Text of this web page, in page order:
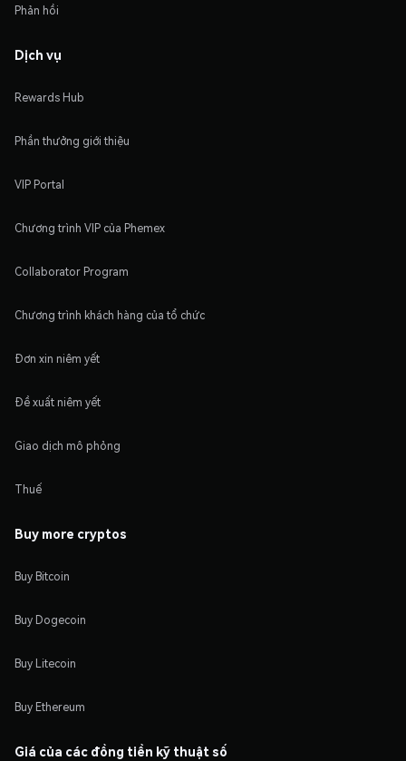
Phản hồi
Dịch vụ
Rewards Hub
Phần thưởng giới thiệu
VIP Portal
Chương trình VIP của Phemex
Collaborator Program
Chương trình khách hàng của tổ chức
Đơn xin niêm yết
Đề xuất niêm yết
Giao dịch mô phỏng
Thuế
Buy more cryptos
Buy Bitcoin
Buy Dogecoin
Buy Litecoin
Buy Ethereum
Giá của các đồng tiền kỹ thuật số